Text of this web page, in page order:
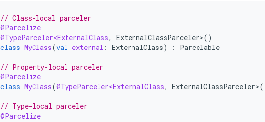
// Class-local parceler
@Parcelize
@TypeParceler<ExternalClass, ExternalClassParceler>()
class MyClass(val external : ExternalClass) : Parcelable
// Property-local parceler
@Parcelize
class MyClass(@TypeParceler<ExternalClass, ExternalClassParceler>
// Type-local parceler
@Parcelize